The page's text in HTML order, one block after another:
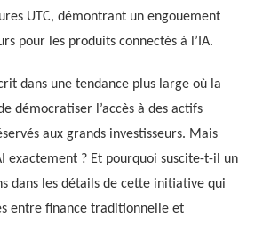
UTC, démontrant un engouement
pour les produits connectés à l’IA.
dans une tendance plus large où la
démocratiser l’accès à des actifs
aux grands investisseurs. Mais
exactement ? Et pourquoi suscite-t-il un
dans les détails de cette initiative qui
entre finance traditionnelle et